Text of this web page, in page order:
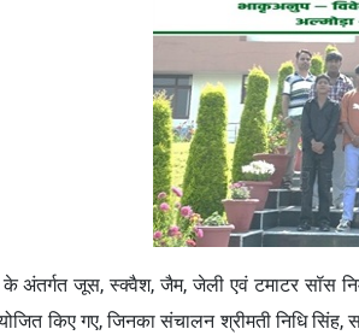
जूस, स्क्वैश, जैम, जेली एवं टमाटर सॉस
किए गए, जिनका संचालन श्रीमती निधि सिंह,